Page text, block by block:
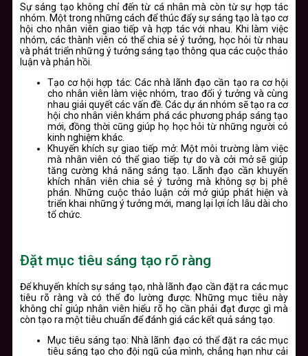
Sự sáng tạo không chỉ đến từ cá nhân mà còn từ sự hợp tác
nhóm. Một trong những cách để thúc đẩy sự sáng tạo là tạo cơ
hội cho nhân viên giao tiếp và hợp tác với nhau. Khi làm việc
nhóm, các thành viên có thể chia sẻ ý tưởng, học hỏi từ nhau
và phát triển những ý tưởng sáng tạo thông qua các cuộc thảo
luận và phản hồi.
Tạo cơ hội hợp tác: Các nhà lãnh đạo cần tạo ra cơ hội
cho nhân viên làm việc nhóm, trao đổi ý tưởng và cùng
nhau giải quyết các vấn đề. Các dự án nhóm sẽ tạo ra cơ
hội cho nhân viên khám phá các phương pháp sáng tạo
mới, đồng thời cũng giúp họ học hỏi từ những người có
kinh nghiệm khác.
Khuyến khích sự giao tiếp mở: Một môi trường làm việc
mà nhân viên có thể giao tiếp tự do và cởi mở sẽ giúp
tăng cường khả năng sáng tạo. Lãnh đạo cần khuyến
khích nhân viên chia sẻ ý tưởng mà không sợ bị phê
phán. Những cuộc thảo luận cởi mở giúp phát hiện và
triển khai những ý tưởng mới, mang lại lợi ích lâu dài cho
tổ chức.
Đặt mục tiêu sáng tạo rõ ràng
Để khuyến khích sự sáng tạo, nhà lãnh đạo cần đặt ra các mục
tiêu rõ ràng và có thể đo lường được. Những mục tiêu này
không chỉ giúp nhân viên hiểu rõ họ cần phải đạt được gì mà
còn tạo ra một tiêu chuẩn để đánh giá các kết quả sáng tạo.
Mục tiêu sáng tạo: Nhà lãnh đạo có thể đặt ra các mục
tiêu sáng tạo cho đội ngũ của mình, chẳng hạn như cải